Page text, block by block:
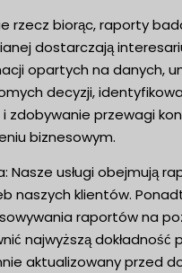
rzecz biorąc, raporty
dostarczają
opartych na danych,
decyzji,
i zdobywanie przewagi
biznesowym.
Nasze usługi obejmują
naszych klientów.
raportów na
najwyższą
aktualizowany przed